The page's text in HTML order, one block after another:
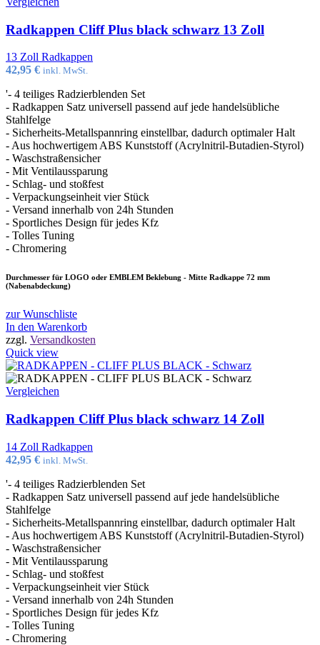
Radkappen Cliff Plus black schwarz 13 Zoll
13 Zoll Radkappen
42,95 € inkl. MwSt.
'- 4 teiliges Radzierblenden Set
- Radkappen Satz universell passend auf jede handelsübliche
Stahlfelge
- Sicherheits-Metallspannring einstellbar, dadurch optimaler Halt
- Aus hochwertigem ABS Kunststoff (Acrylnitril-Butadien-Styrol)
- Waschstraßensicher
- Mit Ventilaussparung
- Schlag- und stoßfest
- Verpackungseinheit vier Stück
- Versand innerhalb von 24h Stunden
- Sportliches Design für jedes Kfz
- Tolles Tuning
- Chromering
Durchmesser für LOGO oder EMBLEM Beklebung - Mitte Radkappe 72 mm
(Nabenabdeckung)
zur Wunschliste
In den Warenkorb
zzgl. Versandkosten
Quick view
Vergleichen
Radkappen Cliff Plus black schwarz 14 Zoll
14 Zoll Radkappen
42,95 € inkl. MwSt.
'- 4 teiliges Radzierblenden Set
- Radkappen Satz universell passend auf jede handelsübliche
Stahlfelge
- Sicherheits-Metallspannring einstellbar, dadurch optimaler Halt
- Aus hochwertigem ABS Kunststoff (Acrylnitril-Butadien-Styrol)
- Waschstraßensicher
- Mit Ventilaussparung
- Schlag- und stoßfest
- Verpackungseinheit vier Stück
- Versand innerhalb von 24h Stunden
- Sportliches Design für jedes Kfz
- Tolles Tuning
- Chromering